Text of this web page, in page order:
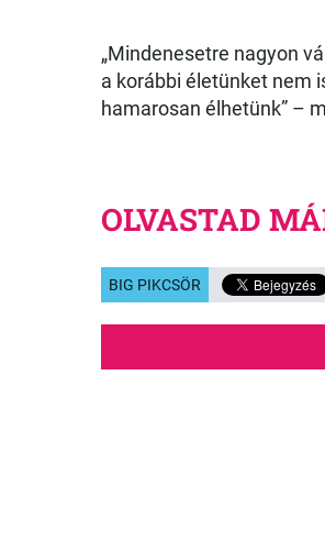
„Mindenesetre nagyon
a korábbi életünket nem
hamarosan élhetünk” –
OLVASTAD
BIG PIKCSÖR